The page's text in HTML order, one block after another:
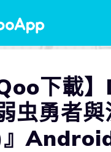
Qoo下載
弱虫勇者